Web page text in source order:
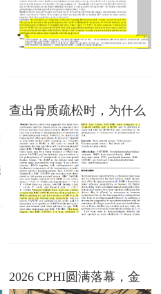
上”的叶酸代谢真相
查出骨质疏松时，为什么
医生会问你补没补过这种
叶酸？
2026 CPHI圆满落幕，金